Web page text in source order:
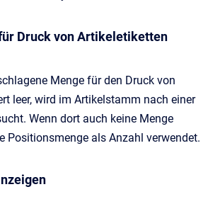
Druck von Artikeletiketten
Menge für den Druck von
leer, wird im Artikelstamm nach einer
Wenn dort auch keine Menge
Positionsmenge als Anzahl verwendet.